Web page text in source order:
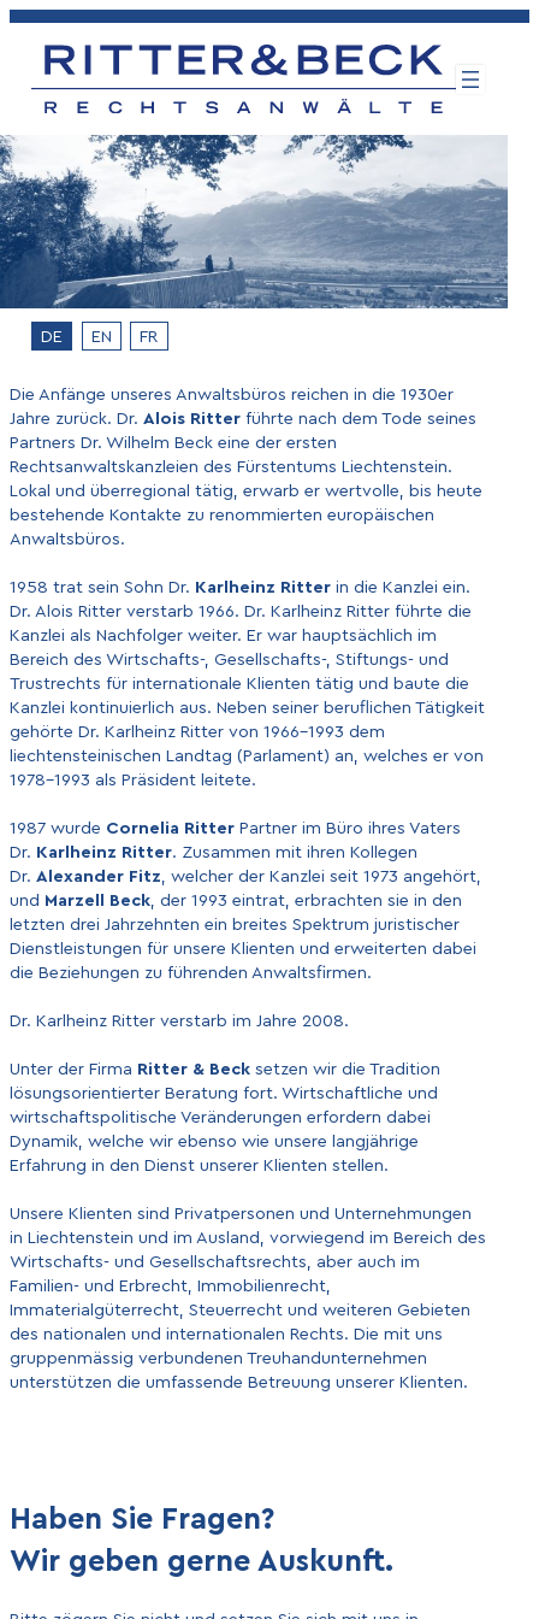
Zum
Inhalt
springen
DE EN FR
Die Anfänge unseres Anwaltsbüros reichen in die 1930er
Jahre zurück. Dr. Alois Ritter führte nach dem Tode seines
Partners Dr. Wilhelm Beck eine der ersten
Rechtsanwaltskanzleien des Fürstentums Liechtenstein.
Lokal und überregional tätig, erwarb er wertvolle, bis heute
bestehende Kontakte zu renommierten europäischen
Anwaltsbüros.
1958 trat sein Sohn Dr. Karlheinz Ritter in die Kanzlei ein.
Dr. Alois Ritter verstarb 1966. Dr. Karlheinz Ritter führte die
Kanzlei als Nachfolger weiter. Er war hauptsächlich im
Bereich des Wirtschafts-, Gesellschafts-, Stiftungs- und
Trustrechts für internationale Klienten tätig und baute die
Kanzlei kontinuierlich aus. Neben seiner beruflichen Tätigkeit
gehörte Dr. Karlheinz Ritter von 1966-1993 dem
liechtensteinischen Landtag (Parlament) an, welches er von
1978-1993 als Präsident leitete.
1987 wurde Cornelia Ritter Partner im Büro ihres Vaters
Dr. Karlheinz Ritter. Zusammen mit ihren Kollegen
Dr. Alexander Fitz , welcher der Kanzlei seit 1973 angehört,
und Marzell Beck , der 1993 eintrat, erbrachten sie in den
letzten drei Jahrzehnten ein breites Spektrum juristischer
Dienstleistungen für unsere Klienten und erweiterten dabei
die Beziehungen zu führenden Anwaltsfirmen.
Dr. Karlheinz Ritter verstarb im Jahre 2008.
Unter der Firma Ritter & Beck setzen wir die Tradition
lösungsorientierter Beratung fort. Wirtschaftliche und
wirtschaftspolitische Veränderungen erfordern dabei
Dynamik, welche wir ebenso wie unsere langjährige
Erfahrung in den Dienst unserer Klienten stellen.
Unsere Klienten sind Privatpersonen und Unternehmungen
in Liechtenstein und im Ausland, vorwiegend im Bereich des
Wirtschafts- und Gesellschaftsrechts, aber auch im
Familien- und Erbrecht, Immobilienrecht,
Immaterialgüterrecht, Steuerrecht und weiteren Gebieten
des nationalen und internationalen Rechts. Die mit uns
gruppenmässig verbundenen Treuhandunternehmen
unterstützen die umfassende Betreuung unserer Klienten.
Haben Sie Fragen?
Wir geben gerne Auskunft.